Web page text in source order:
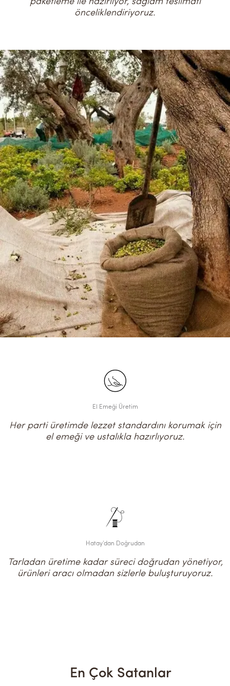
önceliklendiriyoruz.
El Emeği Üretim
Her parti üretimde lezzet standardını korumak için
el emeği ve ustalıkla hazırlıyoruz.
Hatay’dan Doğrudan
Tarladan üretime kadar süreci doğrudan yönetiyor,
ürünleri aracı olmadan sizlerle buluşturuyoruz.
En Çok Satanlar